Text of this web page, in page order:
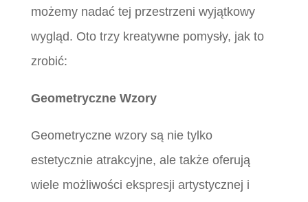
możemy nadać tej przestrzeni wyjątkowy
wygląd. Oto trzy kreatywne pomysły, jak to
zrobić:
Geometryczne Wzory
Geometryczne wzory są nie tylko
estetycznie atrakcyjne, ale także oferują
wiele możliwości ekspresji artystycznej i